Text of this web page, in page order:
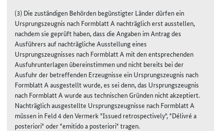
(3) Die zuständigen Behörden begünstigter Länder dürfen ein
Ursprungszeugnis nach Formblatt A nachträglich erst ausstellen,
nachdem sie geprüft haben, dass die Angaben im Antrag des
Ausführers auf nachträgliche Ausstellung eines
Ursprungszeugnisses nach Formblatt A mit den entsprechenden
Ausfuhrunterlagen übereinstimmen und nicht bereits bei der
Ausfuhr der betreffenden Erzeugnisse ein Ursprungszeugnis nach
Formblatt A ausgestellt wurde, es sei denn, das Ursprungszeugnis
nach Formblatt A wurde aus technischen Gründen nicht akzeptiert.
Nachträglich ausgestellte Ursprungszeugnisse nach Formblatt A
müssen in Feld 4 den Vermerk "Issued retrospectively", "Délivré a
posteriori" oder "emitido a posteriori" tragen.